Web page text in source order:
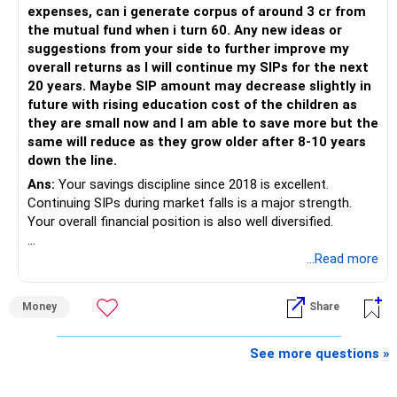
The quality of your investment strategy and ongoing review
is more important.
Best Regards,
K. Ramalingam, MBA, CFP,
AMFI-Registered MFD – ARN 4188
www.holisticinvestment.in
https://www.linkedin.com/in/ramalingamcfp/
expenses, can i generate corpus of around 3 cr from
the mutual fund when i turn 60. Any new ideas or
suggestions from your side to further improve my
overall returns as I will continue my SIPs for the next
20 years. Maybe SIP amount may decrease slightly in
future with rising education cost of the children as
they are small now and I am able to save more but the
same will reduce as they grow older after 8-10 years
down the line.
Ans: Your savings discipline since 2018 is excellent.
Continuing SIPs during market falls is a major strength.
Your overall financial position is also well diversified.
– Mutual funds are your main growth asset.
– Your family has around Rs.68 lakh in mutual funds.
– Your monthly family SIP is around Rs.32,500.
– NPS and PF are strong retirement assets.
...Read more
Money Share
See more questions »